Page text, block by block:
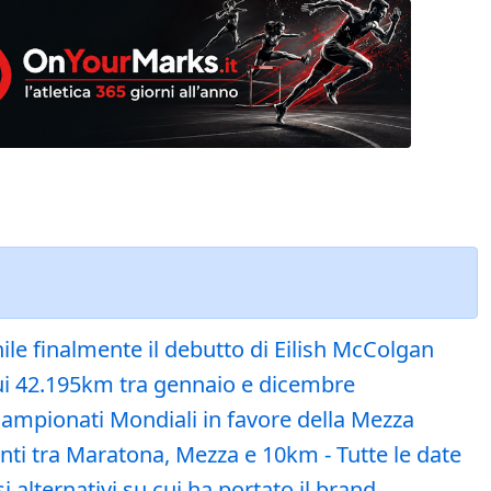
finalmente il debutto di Eilish McColgan
42.195km tra gennaio e dicembre
Mondiali in favore della Mezza
tra Maratona, Mezza e 10km - Tutte le date